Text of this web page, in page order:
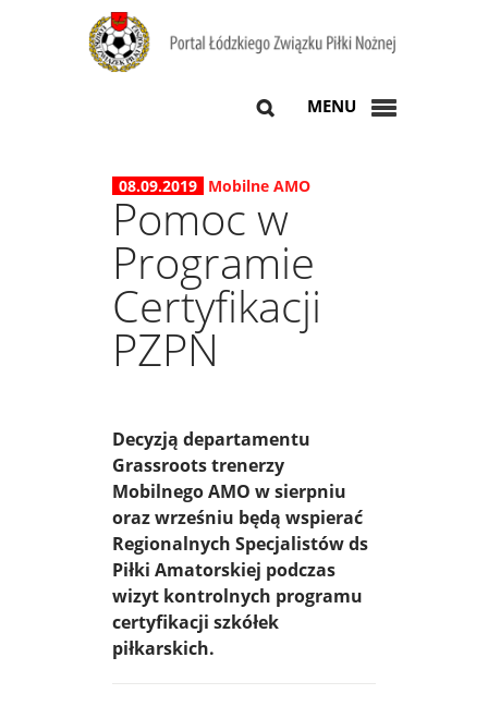
MENU
08.09.2019 Mobilne AMO
Pomoc w
Programie
Certyfikacji
PZPN
Decyzją departamentu
Grassroots trenerzy
Mobilnego AMO w sierpniu
oraz wrześniu będą wspierać
Regionalnych Specjalistów ds
Piłki Amatorskiej podczas
wizyt kontrolnych programu
certyfikacji szkółek
piłkarskich.